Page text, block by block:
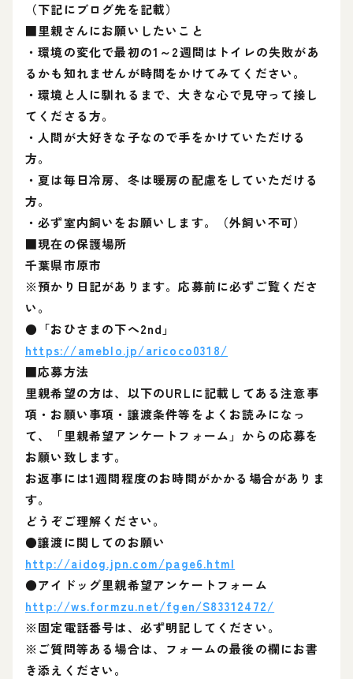
（下記にブログ先を記載）
■里親さんにお願いしたいこと
・環境の変化で最初の1～2週間はトイレの失敗があ
るかも知れませんが時間をかけてみてください。
・環境と人に馴れるまで、大きな心で見守って接し
てくださる方。
・人間が大好きな子なので手をかけていただける
方。
・夏は毎日冷房、冬は暖房の配慮をしていただける
方。
・必ず室内飼いをお願いします。（外飼い不可）
■現在の保護場所
千葉県市原市
※預かり日記があります。応募前に必ずご覧くださ
い。
●「おひさまの下へ2nd」
https://ameblo.jp/aricoco0318/
■応募方法
里親希望の方は、以下のURLに記載してある注意事
項・お願い事項・譲渡条件等をよくお読みになっ
て、「里親希望アンケートフォーム」からの応募を
お願い致します。
お返事には1週間程度のお時間がかかる場合がありま
す。
どうぞご理解ください。
●譲渡に関してのお願い
http://aidog.jpn.com/page6.html
●アイドッグ里親希望アンケートフォーム
http://ws.formzu.net/fgen/S83312472/
※固定電話番号は、必ず明記してください。
※ご質問等ある場合は、フォームの最後の欄にお書
き添えください。